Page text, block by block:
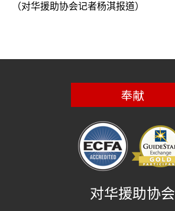
（对华援助协会记者杨淇报道）
奉献
对华援助协会